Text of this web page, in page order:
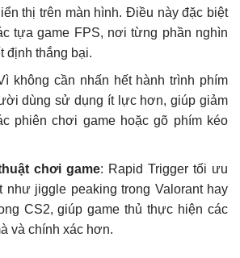
thị trên màn hình. Điều này đặc biệt
tựa game FPS, nơi từng phần nghìn
định thắng bại.
không cần nhấn hết hành trình phím
dùng sử dụng ít lực hơn, giúp giảm
phiên chơi game hoặc gõ phím kéo
chơi game: Rapid Trigger tối ưu
như jiggle peaking trong Valorant hay
CS2, giúp game thủ thực hiện các
và chính xác hơn.